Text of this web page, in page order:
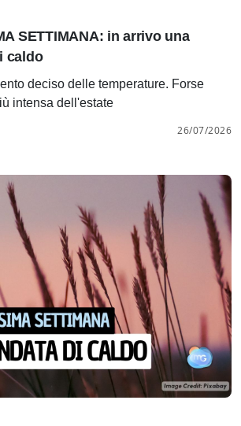
SETTIMANA: in arrivo una
caldo
deciso delle temperature. Forse
intensa dell'estate
26/07/2026